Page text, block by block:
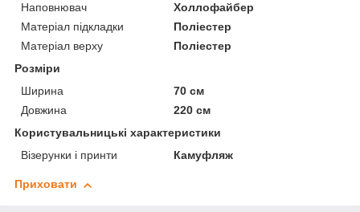
Наповнювач
Холлофайбер
Матеріал підкладки
Поліестер
Матеріал верху
Поліестер
Розміри
Ширина
70 см
Довжина
220 см
Користувальницькі характеристики
Візерунки і принти
Камуфляж
Приховати